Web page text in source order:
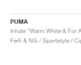
PUMA
Férfi & Női / Sportstyle /